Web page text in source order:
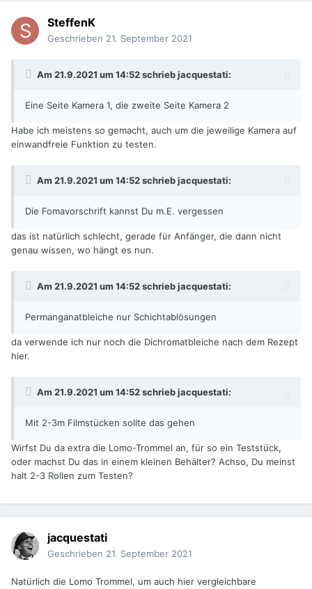
SteffenK
Geschrieben 21. September 2021
Am 21.9.2021 um 14:52 schriebjacquestati:
Eine Seite Kamera 1, die zweite Seite Kamera 2
Habe ich meistens so gemacht, auch um die jeweilige Kamera auf
einwandfreie Funktion zu testen.
Am 21.9.2021 um 14:52 schriebjacquestati:
Die Fomavorschrift kannst Du m.E. vergessen
das ist natürlich schlecht, gerade für Anfänger, die dann nicht
genau wissen, wo hängt es nun.
Am 21.9.2021 um 14:52 schriebjacquestati:
Permanganatbleiche nur Schichtablösungen
da verwende ich nur noch die Dichromatbleiche nach dem Rezept
hier.
Am 21.9.2021 um 14:52 schriebjacquestati:
Mit 2-3m Filmstücken sollte das gehen
Wirfst Du da extra die Lomo-Trommel an, für so ein Teststück,
oder machst Du das in einem kleinen Behälter? Achso, Du meinst
halt 2-3 Rollen zum Testen?
jacquestati
Geschrieben 21. September 2021
Natürlich die Lomo Trommel, um auch hier vergleichbare